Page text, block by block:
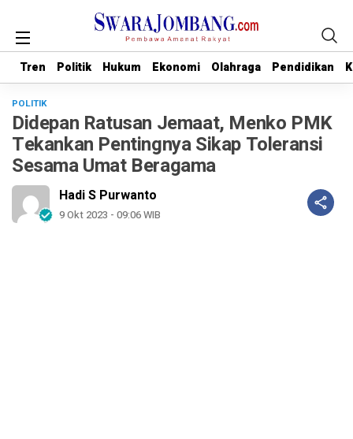
Tren Politik Hukum Ekonomi Olahraga Pendidikan
Tren Politik Hukum Ekonomi Olahraga Pendidikan
POLITIK
Didepan Ratusan Jemaat, Menko PMK
Tekankan Pentingnya Sikap Toleransi
Sesama Umat Beragama
Hadi S Purwanto
9 Okt 2023 - 09:06 WIB